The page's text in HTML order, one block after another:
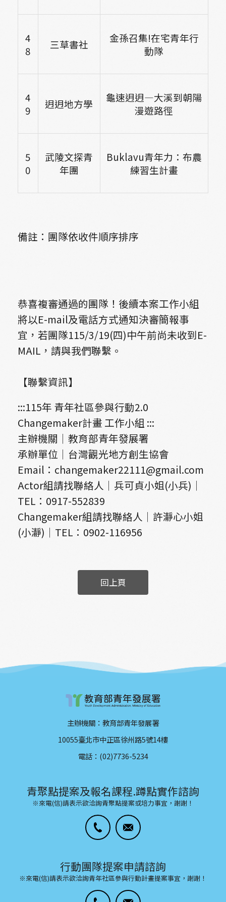
4
8
三草書社
金孫召集!在宅青年行
動隊
4
9
迌迌地方學
龜速迌迌—大溪到朝陽
漫遊路徑
5
0
武陵文探青
年團
Buklavu青年力：布農
練習生計畫
備註：團隊依收件順序排序
恭喜複審通過的團隊！後續本案工作小組
將以E-mail及電話方式通知決審簡報事
宜，若團隊115/3/19(四)中午前尚未收到E-
MAIL，請與我們聯繫。
【聯繫資訊】
:::115年 青年社區參與行動2.0
Changemaker計畫 工作小組 :::
主辦機關｜教育部青年發展署
承辦單位｜台灣觀光地方創生協會
Email：changemaker22111@gmail.com
Actor組請找聯絡人｜兵可貞小姐(小兵)｜
TEL：0917-552839
Changemaker組請找聯絡人｜許瀞心小姐
(小瀞)｜TEL：0902-116956
回上頁
主辦機關：教育部青年發展署
10055臺北市中正區徐州路5號14樓
電話：(02)7736-5234
青聚點提案及報名課程.蹲點實作諮詢
※來電(信)請表示欲洽詢青聚點提案或培力事宜，謝謝！
行動團隊提案申請諮詢
※來電(信)請表示欲洽詢青年社區參與行動計畫提案事宜，謝謝！